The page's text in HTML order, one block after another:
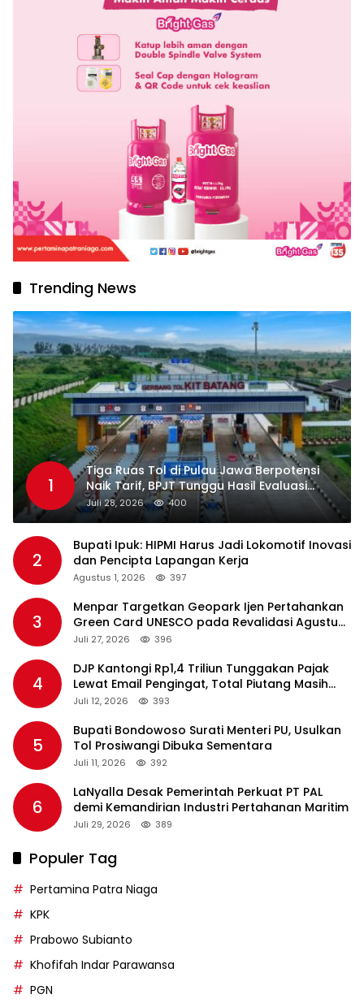
Trending News
1
Tiga Ruas Tol di Pulau Jawa Berpotensi
Naik Tarif, BPJT Tunggu Hasil Evaluasi
Standar Pelayanan
Juli 28, 2026 400
2
Bupati Ipuk: HIPMI Harus Jadi Lokomotif Inovasi
dan Pencipta Lapangan Kerja
Agustus 1, 2026 397
3
Menpar Targetkan Geopark Ijen Pertahankan
Green Card UNESCO pada Revalidasi Agustus
2026
Juli 27, 2026 396
4
DJP Kantongi Rp1,4 Triliun Tunggakan Pajak
Lewat Email Pengingat, Total Piutang Masih
Rp36 Triliun
Juli 12, 2026 393
5
Bupati Bondowoso Surati Menteri PU, Usulkan
Tol Prosiwangi Dibuka Sementara
Juli 11, 2026 392
6
LaNyalla Desak Pemerintah Perkuat PT PAL
demi Kemandirian Industri Pertahanan Maritim
Juli 29, 2026 389
Populer Tag
Pertamina Patra Niaga
KPK
Prabowo Subianto
Khofifah Indar Parawansa
PGN